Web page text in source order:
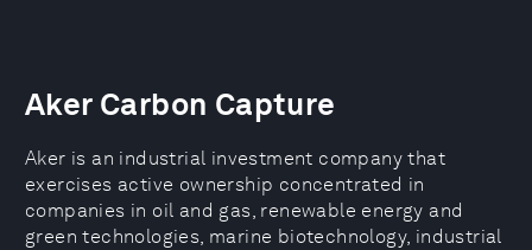
Aker Carbon Capture
Aker is an industrial investment company that
exercises active ownership concentrated in
companies in oil and gas, renewable energy and
green technologies, marine biotechnology, industrial